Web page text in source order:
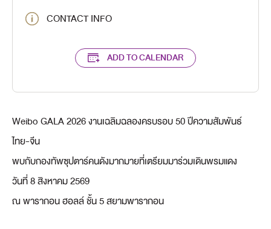
CONTACT INFO
ADD TO CALENDAR
Weibo GALA 2026 งานเฉลิมฉลองครบรอบ 50 ปีความสัมพันธ์
ไทย-จีน
พบกับกองทัพซุปตาร์คนดังมากมายที่เตรียมมาร่วมเดินพรมแดง
วันที่ 8 สิงหาคม 2569
ณ พารากอน ฮอลล์ ชั้น 5 สยามพารากอน